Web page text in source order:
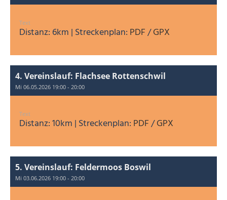
Text
Distanz: 6km | Streckenplan: PDF/GPX
4. Vereinslauf: Flachsee Rottenschwil
Mi 06.05.2026 19:00 - 20:00
Text
Distanz: 10km | Streckenplan: PDF/GPX
5. Vereinslauf: Feldermoos Boswil
Mi 03.06.2026 19:00 - 20:00